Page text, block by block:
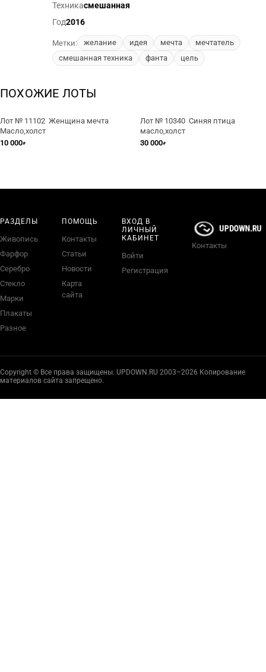
Техникасмешанная
Год2016
Метки: желание идея мечта
мечтатель
смешанная техника
фанта цель
ПОХОЖИЕ ЛОТЫ
Лот № 11102 Женщина мечта
Масло,холст
10 000₽
Лот № 10340 Синяя птица
масло,холст
30 000₽
РАЗДЕЛЫ
Живопись
Фарфор
Серебро
Стекло
Марки
Плакаты
Разное
ПОМОЩЬ
Контакты
Статьи
Новости
Карта
сайта
ВХОД В
ЛИЧНЫЙ
КАБИНЕТ
Войти
Регистрация
Контакты
Copyright © Все права защищены. UPDOWN.RU 2003–2026 Копирование
материалов сайта запрещено.